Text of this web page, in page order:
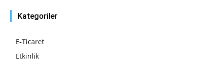
Kategoriler
E-Ticaret
Etkinlik